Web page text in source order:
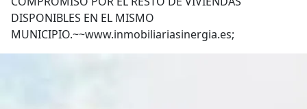
DISPONIBLES EN EL MISMO
MUNICIPIO.~~www.inmobiliariasinergia.es;